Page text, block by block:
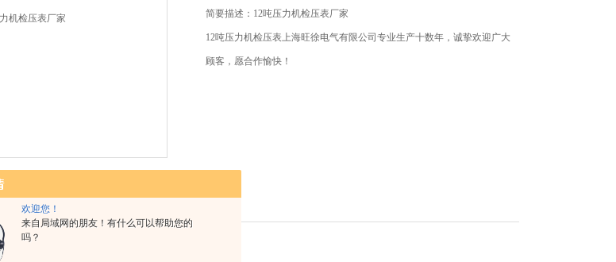
欢迎您！
来自局域网的朋友！有什么可以帮助您的
吗？
简要描述：12吨压力机检压表厂家
12吨压力机检压表上海旺徐电气有限公司专业生产十数年，诚挚欢迎广大
顾客，愿合作愉快！